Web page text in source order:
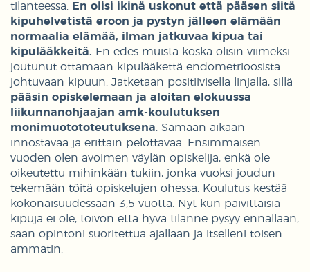
tilanteessa.
En olisi ikinä uskonut että pääsen siitä
kipuhelvetistä eroon ja pystyn jälleen elämään
normaalia elämää, ilman jatkuvaa kipua tai
kipulääkkeitä. En edes muista koska olisin viimeksi
joutunut ottamaan kipulääkettä endometrioosista
johtuvaan kipuun. Jatketaan positiivisella linjalla, sillä
pääsin opiskelemaan ja aloitan elokuussa
liikunnanohjaajan amk-koulutuksen
monimuotototeutuksena . Samaan aikaan
innostavaa ja erittäin pelottavaa. Ensimmäisen
vuoden olen avoimen väylän opiskelija, enkä ole
oikeutettu mihinkään tukiin, jonka vuoksi joudun
tekemään töitä opiskelujen ohessa. Koulutus kestää
kokonaisuudessaan 3,5 vuotta. Nyt kun päivittäisiä
kipuja ei ole, toivon että hyvä tilanne pysyy ennallaan,
saan opintoni suoritettua ajallaan ja itselleni toisen
ammatin.